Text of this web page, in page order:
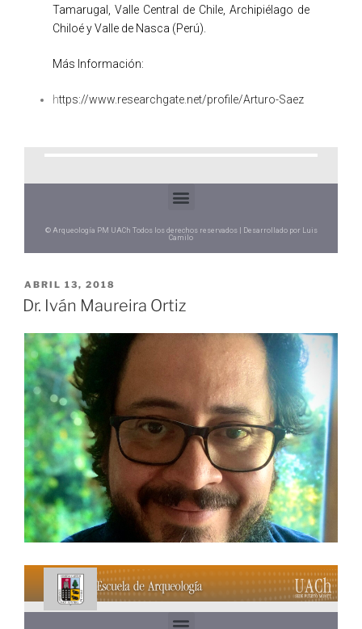
Tamarugal, Valle Central de Chile, Archipiélago de
Chiloé y Valle de Nasca (Perú).
Más Información:
https://www.researchgate.net/profile/Arturo-Saez
© Arqueología PM UACh Todos los derechos reservados | Desarrollado por Luis
Camilo
ABRIL 13, 2018
Dr. Iván Maureira Ortiz